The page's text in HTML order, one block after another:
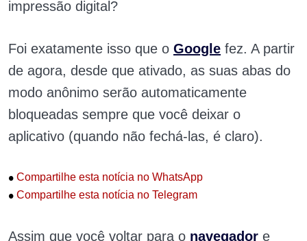
impressão digital?
Foi exatamente isso que o Google fez. A partir
de agora, desde que ativado, as suas abas do
modo anônimo serão automaticamente
bloqueadas sempre que você deixar o
aplicativo (quando não fechá-las, é claro).
• Compartilhe esta notícia no WhatsApp
• Compartilhe esta notícia no Telegram
Assim que você voltar para o navegador e